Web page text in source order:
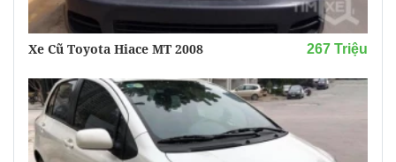
Xe Cũ Toyota Hiace MT 2008 267 Triệu